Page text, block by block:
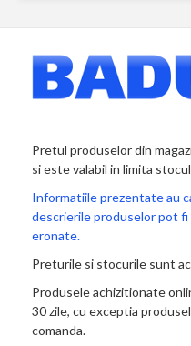
Pretul produselor din
si este valabil in limita
Informatiile prezentate au
descrierile produselor pot
eronate.
Preturile si stocurile sunt
Produsele achizitionate
30 zile, cu exceptia
comanda.